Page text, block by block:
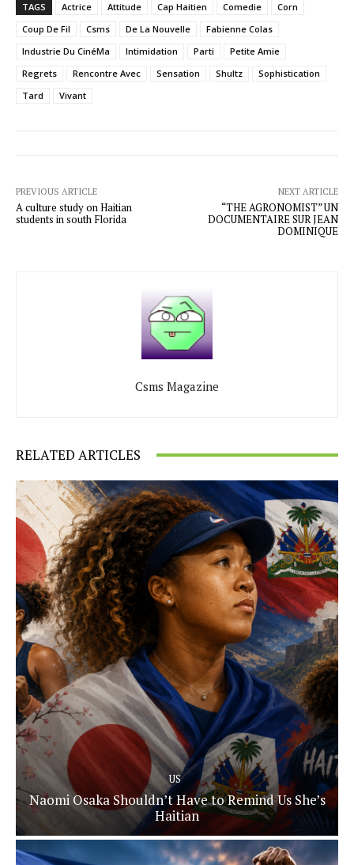
TAGS Actrice Attitude Cap Haitien Comedie
Corn
Coup De Fil
Csms De La Nouvelle
Fabienne Colas
Industrie Du CinéMa
Intimidation Parti
Petite Amie
Regrets
Rencontre Avec Sensation Shultz
Sophistication
Tard
Vivant
PREVIOUS ARTICLE
A culture study on Haitian
students in south Florida
NEXT ARTICLE
“THE AGRONOMIST” UN
DOCUMENTAIRE SUR JEAN
DOMINIQUE
Csms Magazine
RELATED ARTICLES
US
Naomi Osaka Shouldn’t Have to Remind Us She’s
Haitian